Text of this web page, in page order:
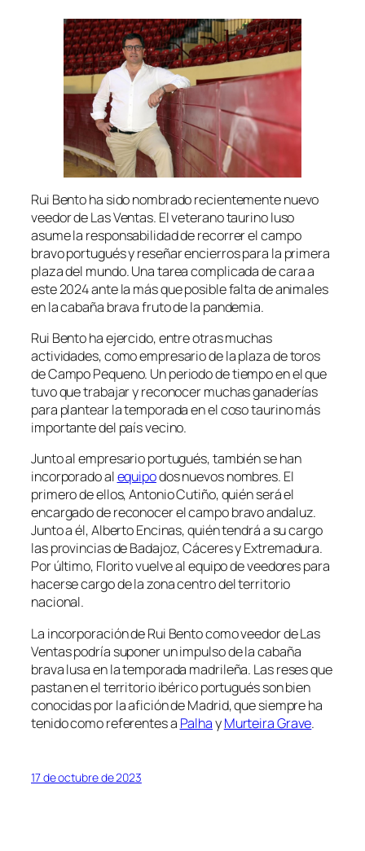
Rui Bento ha sido nombrado recientemente nuevo
veedor de Las Ventas. El veterano taurino luso
asume la responsabilidad de recorrer el campo
bravo portugués y reseñar encierros para la primera
plaza del mundo. Una tarea complicada de cara a
este 2024 ante la más que posible falta de animales
en la cabaña brava fruto de la pandemia.
Rui Bento ha ejercido, entre otras muchas
actividades, como empresario de la plaza de toros
de Campo Pequeno. Un periodo de tiempo en el que
tuvo que trabajar y reconocer muchas ganaderías
para plantear la temporada en el coso taurino más
importante del país vecino.
Junto al empresario portugués, también se han
incorporado alequipodos nuevos nombres. El
primero de ellos, Antonio Cutiño, quién será el
encargado de reconocer el campo bravo andaluz.
Junto a él, Alberto Encinas, quién tendrá a su cargo
las provincias de Badajoz, Cáceres y Extremadura.
Por último, Florito vuelve al equipo de veedores para
hacerse cargo de la zona centro del territorio
nacional.
La incorporación de Rui Bento como veedor de Las
Ventas podría suponer un impulso de la cabaña
brava lusa en la temporada madrileña. Las reses que
pastan en el territorio ibérico portugués son bien
conocidas por la afición de Madrid, que siempre ha
tenido como referentes a PalhayMurteira Grave.
17 de octubre de 2023